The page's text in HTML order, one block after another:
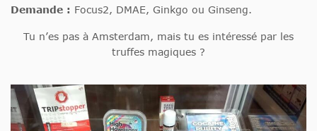
Demande : Focus2, DMAE, Ginkgo ou Ginseng.
Tu n’es pas à Amsterdam, mais tu es intéressé par les
truffes magiques ?